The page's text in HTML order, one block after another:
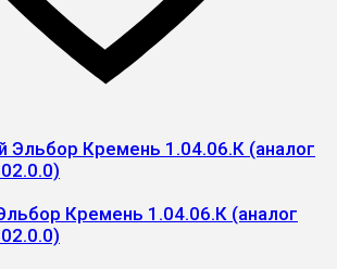
Кремень 1.04.06.К (аналог